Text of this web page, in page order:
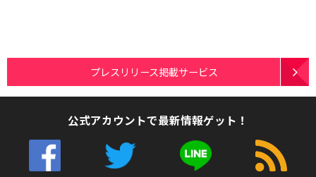
プレスリリース掲載サービス
公式アカウントで最新情報ゲット！